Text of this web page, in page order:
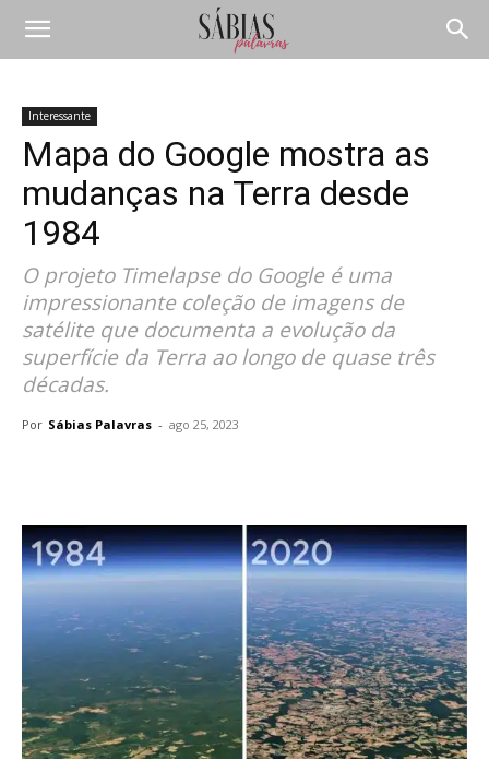
Interessante
Mapa do Google mostra as
mudanças na Terra desde
1984
O projeto Timelapse do Google é uma
impressionante coleção de imagens de
satélite que documenta a evolução da
superfície da Terra ao longo de quase três
décadas.
Por Sábias Palavras - ago 25, 2023